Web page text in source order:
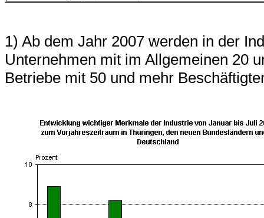
1) Ab dem Jahr 2007 werden in der
Unternehmen mit im Allgemeinen 20
Betriebe mit 50 und mehr